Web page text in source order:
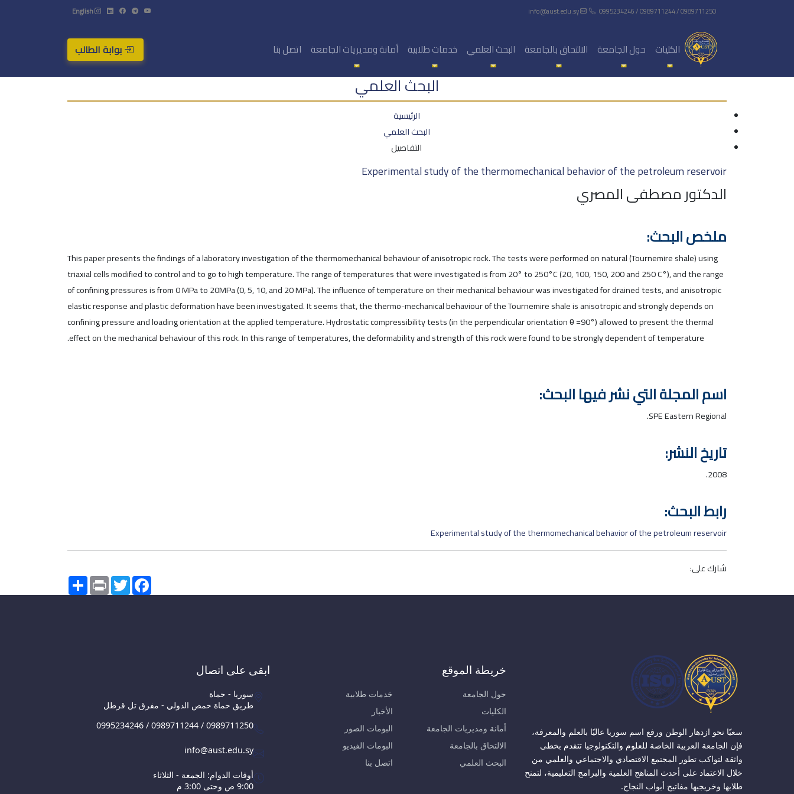
0995234246 / 0989711244 / 0989711250
English
الكليات حول الجامعة الالتحاق بالجامعة البحث العلمي خدمات طلابية أمانة ومديريات الجامعة اتصل بنا بوابة الطالب
البحث العلمي
الرئيسية
البحث العلمي
التفاصيل
Experimental study of the thermomechanical behavior of the petroleum reservoir
الدكتور مصطفى المصري
ملخص البحث:
This paper presents the findings of a laboratory investigation of the thermomechanical behaviour of anisotropic rock. The tests were performed on natural (Tournemire shale) using
triaxial cells modified to control and to go to high temperature. The range of temperatures that were investigated is from 20° to 250°C (20, 100, 150, 200 and 250 C°), and the range
of confining pressures is from 0 MPa to 20MPa (0, 5, 10, and 20 MPa). The influence of temperature on their mechanical behaviour was investigated for drained tests, and anisotropic
elastic response and plastic deformation have been investigated. It seems that, the thermo-mechanical behaviour of the Tournemire shale is anisotropic and strongly depends on
confining pressure and loading orientation at the applied temperature. Hydrostatic compressibility tests (in the perpendicular orientation θ =90°) allowed to present the thermal
effect on the mechanical behaviour of this rock. In this range of temperatures, the deformability and strength of this rock were found to be strongly dependent of temperature.
اسم المجلة التي نشر فيها البحث:
SPE Eastern Regional.
تاريخ النشر:
2008.
رابط البحث:
Experimental study of the thermomechanical behavior of the petroleum reservoir
شارك على:
Share PrintTwitterFacebook
سعيًا نحو ازدهار الوطن ورفع اسم سوريا عاليًا بالعلم والمعرفة،
فإن الجامعة العربية الخاصة للعلوم والتكنولوجيا تتقدم بخطى
واثقة لتواكب تطور المجتمع الاقتصادي والاجتماعي والعلمي من
خلال الاعتماد على أحدث المناهج العلمية والبرامج التعليمية، لتمنح
طلابها وخريجيها مفاتيح أبواب النجاح.
خريطة الموقع
حول الجامعة
الكليات
أمانة ومديريات الجامعة
الالتحاق بالجامعة
البحث العلمي
خدمات طلابية
الأخبار
البومات الصور
البومات الفيديو
اتصل بنا
ابقى على اتصال
سوريا - حماة
طريق حماة حمص الدولي - مفرق تل قرطل
0995234246 / 0989711244 / 0989711250
info@aust.edu.sy
أوقات الدوام: الجمعة - الثلاثاء
9:00 ص وحتى 3:00 م